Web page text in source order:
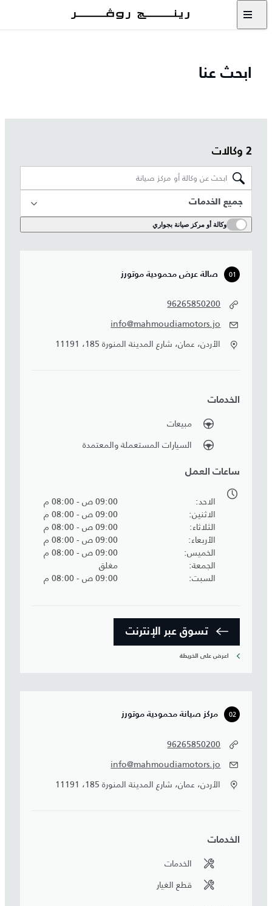
ابحث عنا
2 وكالات
جميع الخدمات
وكالة أو مركز صيانة بجواري
01 صالة عرض محمودية موتورز
96265850200
info@mahmoudiamotors.jo
الأردن، عمان، شارع المدينة المنورة 185، 11191
الخدمات
مبيعات
السيارات المستعملة والمعتمدة
ساعات العمل
الاحد
09:00 ص - 08:00 م
الاثنين
09:00 ص - 08:00 م
الثلاثاء
09:00 ص - 08:00 م
الأربعاء
09:00 ص - 08:00 م
الخميس
09:00 ص - 08:00 م
الجمعة
مغلق
السبت
09:00 ص - 08:00 م
تسوق عبر الإنترنت
اعرض على الخريطة
02 مركز صيانة محمودية موتورز
96265850200
info@mahmoudiamotors.jo
الأردن، عمان، شارع المدينة المنورة 185، 11191
الخدمات
الخدمات
قطع الغيار